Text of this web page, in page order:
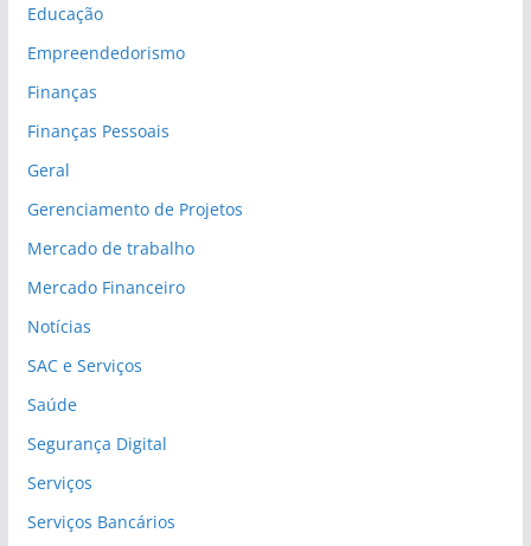
Educação
Empreendedorismo
Finanças
Finanças Pessoais
Geral
Gerenciamento de Projetos
Mercado de trabalho
Mercado Financeiro
Notícias
SAC e Serviços
Saúde
Segurança Digital
Serviços
Serviços Bancários